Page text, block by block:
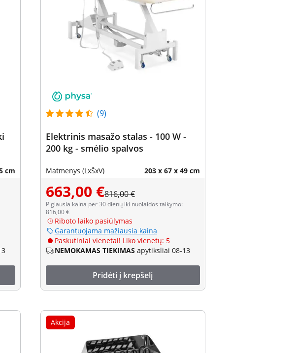
cm
(9)
Elektrinis masažo stalas - 100 W -
200 kg - smėlio spalvos
Matmenys (LxŠxV) 203 x 67 x 49 cm
663,00 €816,00 €
Pigiausia kaina per 30 dienų iki nuolaidos taikymo:
816,00 €
Riboto laiko pasiūlymas
Garantuojama mažiausia kaina
Paskutiniai vienetai! Liko vienetų: 5
NEMOKAMAS TIEKIMAS apytiksliai 08-13
Pridėti į krepšelį
Akcija